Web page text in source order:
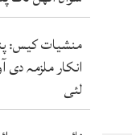
منشیات کیس:
انکار ملزمہ دی
لئی